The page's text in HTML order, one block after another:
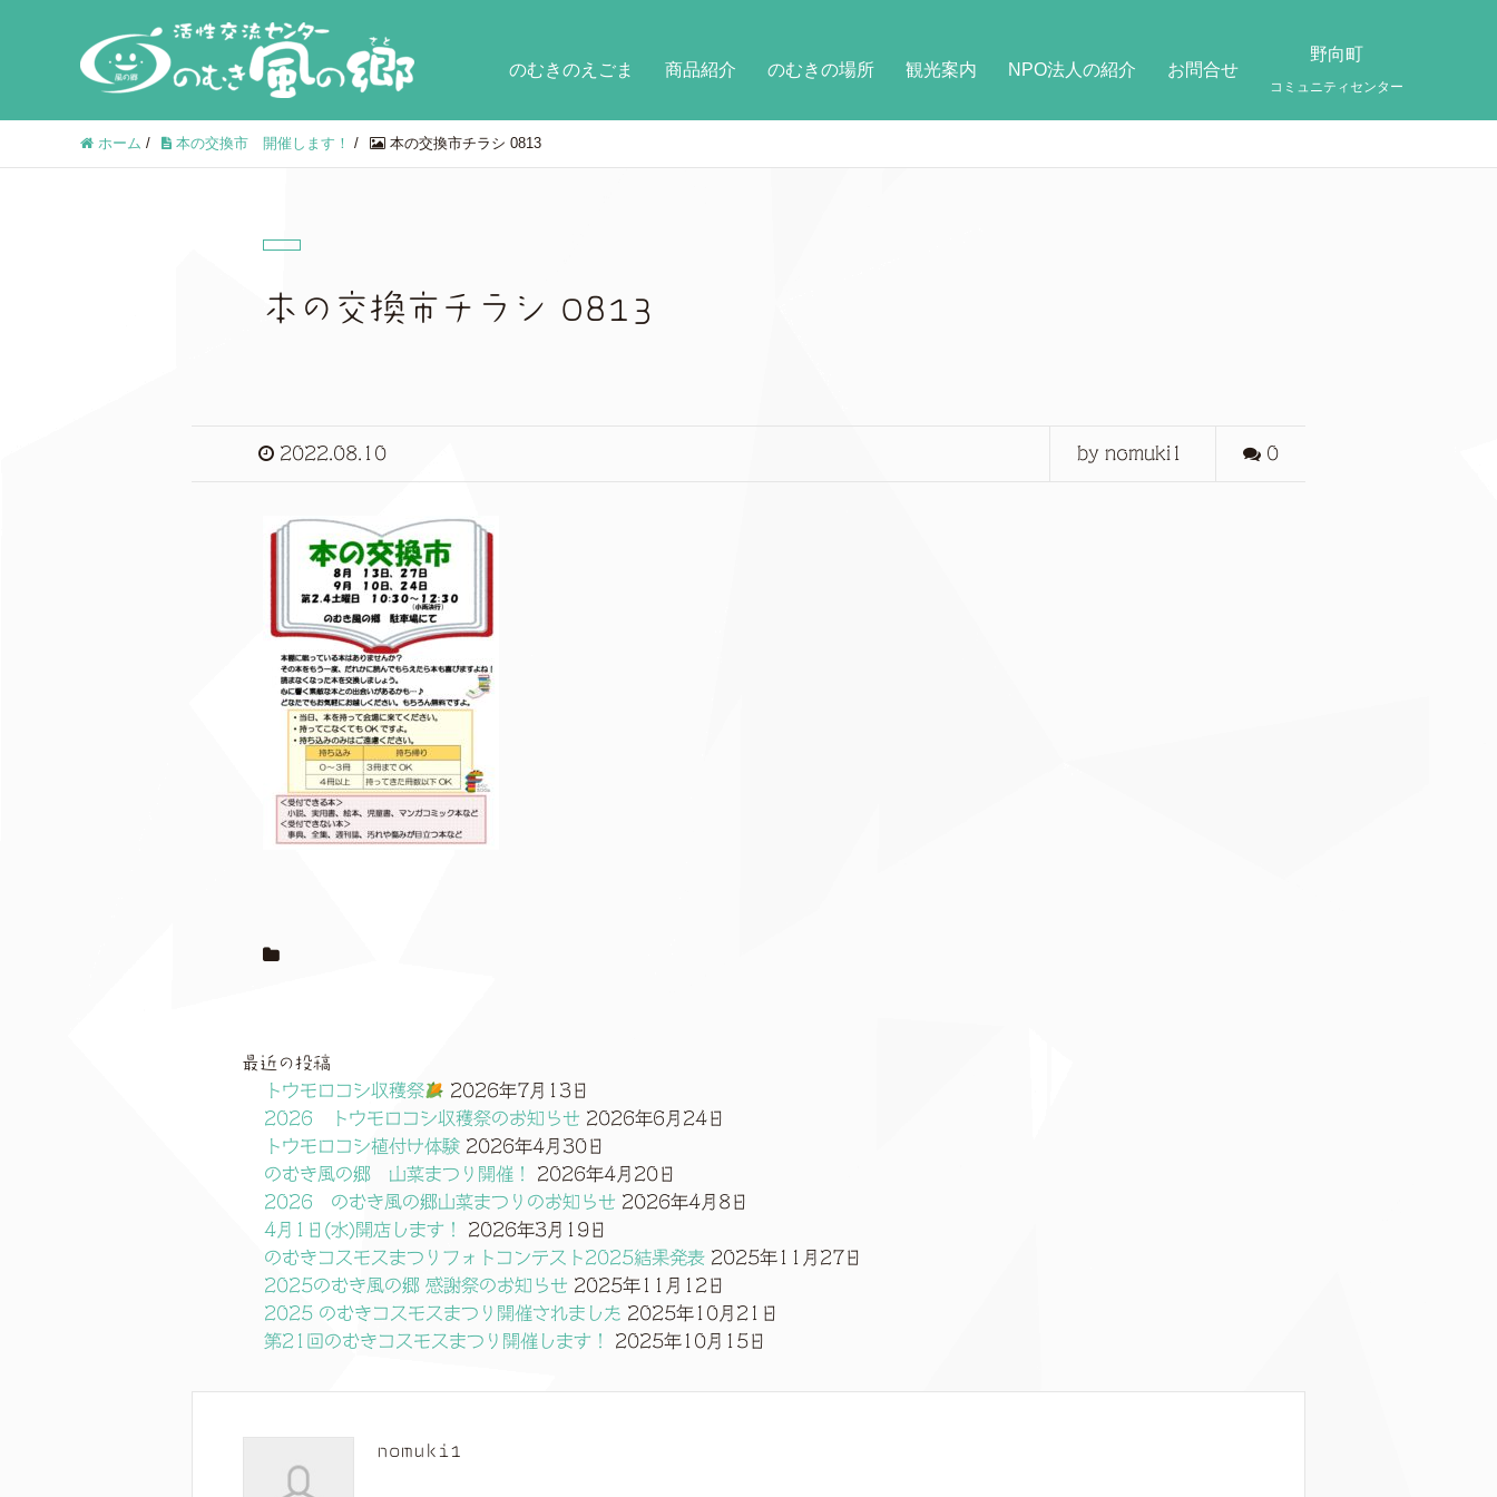
のむきのえごま 商品紹介 のむきの場所 観光案内 NPO法人の紹介 お問合せ
野向町
コミュニティセンター
ホーム / 本の交換市 開催します！ / 本の交換市チラシ 0813
本の交換市チラシ 0813
2022.08.10 by nomuki1 0
最近の投稿
トウモロコシ収穫祭
2026年7月13日
2026 トウモロコシ収穫祭のお知らせ 2026年6月24日
トウモロコシ植付け体験 2026年4月30日
のむき風の郷 山菜まつり開催！
2026年4月20日
2026 のむき風の郷山菜まつりのお知らせ 2026年4月8日
4月1日(水)開店します！
2026年3月19日
のむきコスモスまつりフォトコンテスト2025結果発表 2025年11月27日
2025のむき風の郷 感謝祭のお知らせ 2025年11月12日
2025 のむきコスモスまつり開催されました 2025年10月21日
第21回のむきコスモスまつり開催します！
2025年10月15日
nomuki1